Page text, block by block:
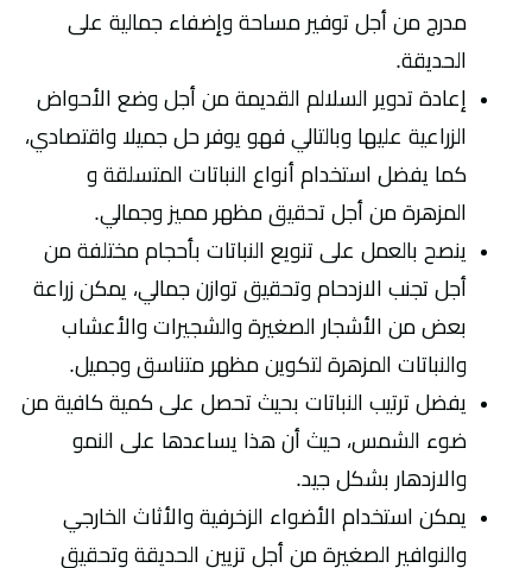
مدرج من أجل توفير مساحة وإضفاء جمالية على
الحديقة.
إعادة تدوير السلالم القديمة من أجل وضع الأحواض
الزراعية عليها وبالتالي فهو يوفر حل جميلا واقتصادي،
كما يفضل استخدام أنواع النباتات المتسلقة و
المزهرة من أجل تحقيق مظهر مميز وجمالي.
ينصح بالعمل على تنويع النباتات بأحجام مختلفة من
أجل تجنب الازدحام وتحقيق توازن جمالي، يمكن زراعة
بعض من الأشجار الصغيرة والشجيرات والأعشاب
والنباتات المزهرة لتكوين مظهر متناسق وجميل.
يفضل ترتيب النباتات بحيث تحصل على كمية كافية من
ضوء الشمس، حيث أن هذا يساعدها على النمو
والازدهار بشكل جيد.
يمكن استخدام الأضواء الزخرفية والأثاث الخارجي
والنوافير الصغيرة من أجل تزيين الحديقة وتحقيق